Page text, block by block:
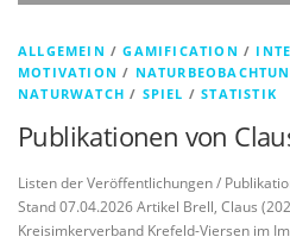
ALLGEMEIN /GAMIFICATION /
MOTIVATION /
NATURWATCH / SPIEL /STATISTIK
Publikationen von
Listen der Veröffentlichungen /
Stand 07.04.2026 Artikel Brell, Claus
Kreisimkerverband Krefeld-Viersen im